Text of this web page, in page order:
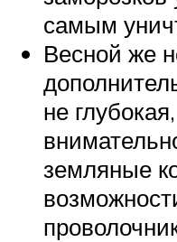
самым
Весной же
не
земляные